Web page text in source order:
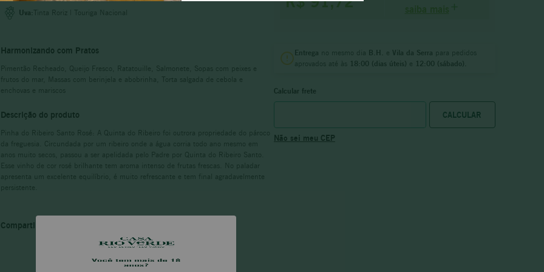
Uva: Tinta Roriz | Touriga Nacional
Harmonizando com Pratos
Pimentão Recheado, Queijo Fresco, Ratatouille, Salmonete, Sopas com peixes e
frutos do mar, Massas com berinjela e abobrinha, Torta salgada de cebola e
enchovas e mariscos
Descrição do produto
Pinha do Ribeiro Santo Rosé: A Quinta do Ribeiro foi outrora propriedade do pároco
da freguesia. Circundada por um ribeiro onde a água corria todo ano mesmo em
anos muito secos, passou a ser apelidada pelo Padre por Quinta do Ribeiro Santo.
Esse vinho de cor rosé brilhante tem aroma intenso de frutas frescas. No paladar
apresenta um excelente equilíbrio, é muito refrescante e tem final agradavelmente
persistente.
Entrega no mesmo dia B.H. e Vila da Serra para pedidos
aprovados até às 18:00 (dias úteis) e 12:00 (sábado).
Calcular frete
Não sei meu CEP
noir